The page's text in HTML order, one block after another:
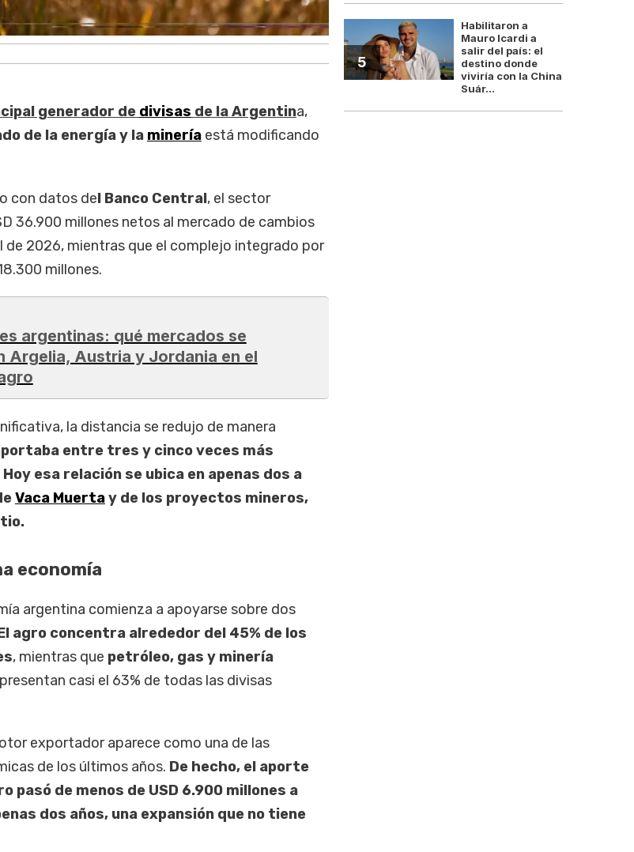
generador de divisas de la Argentina,
de la energía y la mineríaestá modificando
con datos del Banco Central, el sector
36.900 millones netos al mercado de cambios
de 2026, mientras que el complejo integrado por
millones.
argentinas: qué mercados se
Argelia, Austria y Jordania en el
la distancia se redujo de manera
entre tres y cinco veces más
esa relación se ubica en apenas dos a
Vaca Muertay de los proyectos mineros,
economía
argentina comienza a apoyarse sobre dos
agro concentra alrededor del 45% de los
, mientras que petróleo, gas y minería
casi el 63% de todas las divisas
exportador aparece como una de las
de los últimos años. De hecho, el aporte
de menos de USD 6.900 millones a
dos años, una expansión que no tiene
5
Habilitaron a
Mauro Icardi a
salir del país: el
destino donde
viviría con la China
Suár...